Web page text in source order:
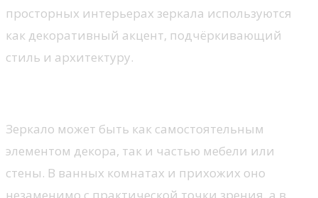
просторных интерьерах зеркала используются
как декоративный акцент, подчёркивающий
стиль и архитектуру.
Зеркало может быть как самостоятельным
элементом декора, так и частью мебели или
стены. В ванных комнатах и прихожих оно